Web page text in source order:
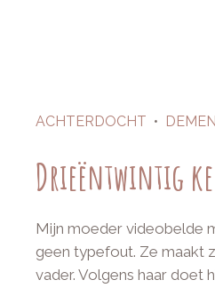
ACHTERDOCHT •
Drieëntwintig
Mijn moeder videobelde
geen typefout. Ze maakt
vader. Volgens haar doet